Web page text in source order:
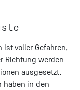
ist voller Gefahren,
Richtung werden
ausgesetzt.
haben in den